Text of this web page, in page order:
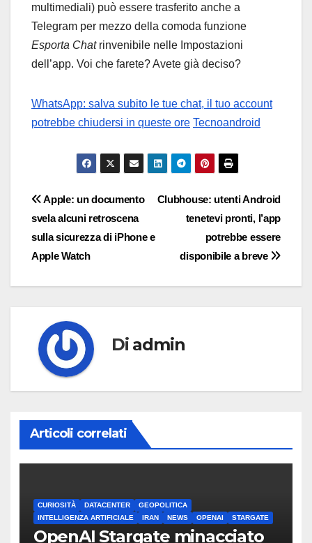
multimediali) può essere trasferito anche a
Telegram per mezzo della comoda funzione
Esporta Chatrinvenibile nelle Impostazioni
dell’app. Voi che farete? Avete già deciso?
WhatsApp: salva subito le tue chat, il tuo account
potrebbe chiudersi in queste ore Tecnoandroid
Navigazione
articoli
Clubhouse: utenti Android
tenetevi pronti, l’app
potrebbe essere
disponibile a breve
Apple: un documento
svela alcuni retroscena
sulla sicurezza di iPhone e
Apple Watch
Di admin
Articoli correlati
CURIOSITÀ DATACENTER
GEOPOLITICA
INTELLIGENZA ARTIFICIALE
IRAN NEWS OPENAI STARGATE
OpenAI Stargate minacciato